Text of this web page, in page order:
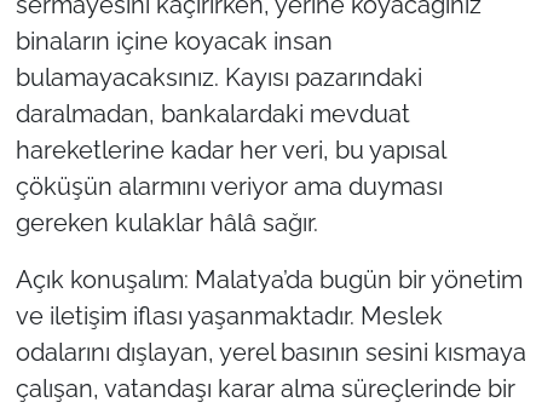
binaların içine koyacak insan
bulamayacaksınız. Kayısı pazarındaki
daralmadan, bankalardaki mevduat
hareketlerine kadar her veri, bu yapısal
çöküşün alarmını veriyor ama duyması
gereken kulaklar hâlâ sağır.
Açık konuşalım: Malatya’da bugün bir yönetim
ve iletişim iflası yaşanmaktadır. Meslek
odalarını dışlayan, yerel basının sesini kısmaya
çalışan, vatandaşı karar alma süreçlerinde bir